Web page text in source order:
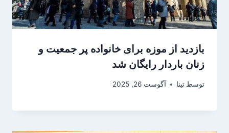
بازدید از موزه برای خانواده پر جمعیت و
زنان باردار رایگان شد
توسط تینا آگوست 26, 2025